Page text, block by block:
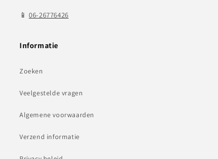
📱06-26776426
Informatie
Zoeken
Veelgestelde vragen
Algemene voorwaarden
Verzend informatie